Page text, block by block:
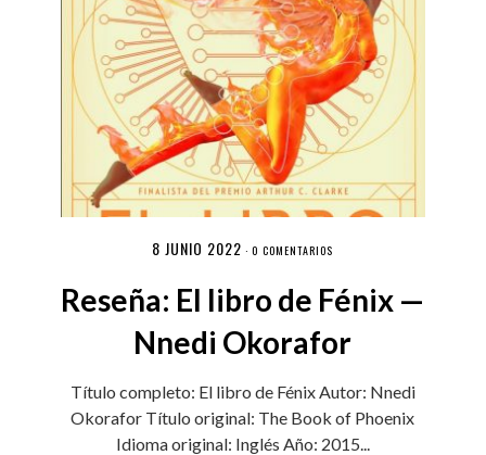
8 JUNIO 2022 ·0 COMENTARIOS
Reseña: El libro de Fénix —
Nnedi Okorafor
Título completo: El libro de Fénix Autor: Nnedi
Okorafor Título original: The Book of Phoenix
Idioma original: Inglés Año: 2015...